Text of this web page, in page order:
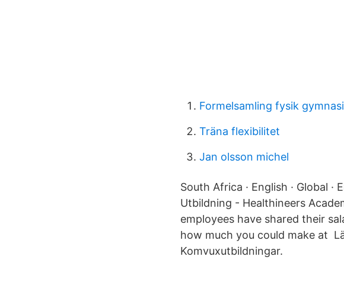
Formelsamling fysik
Träna flexibilitet
Jan olsson michel
South Africa · English · Global
Utbildning - Healthineers
employees have shared their
how much you could make at
Komvuxutbildningar.